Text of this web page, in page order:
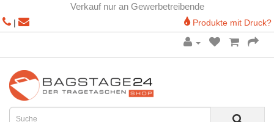
Verkauf nur an Gewerbetreibende
| Produkte mit Druck?